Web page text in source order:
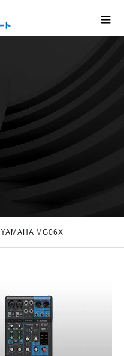
YAMAHA MG06X